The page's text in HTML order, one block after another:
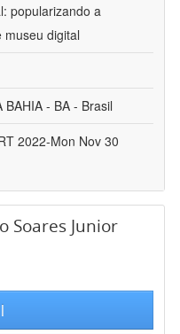
popularizando a
digital
BAHIA - BA - Brasil
2022-Mon Nov 30
Soares Junior